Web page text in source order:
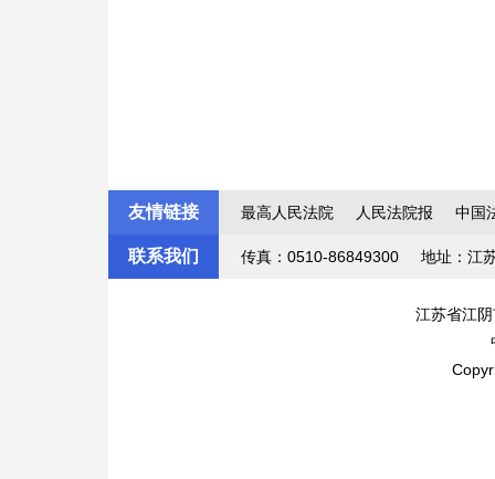
友情链接 最高人民法院 人民法院报 中国
联系我们 传真：0510-86849300 地址：江
江苏省江